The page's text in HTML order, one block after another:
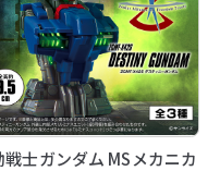
戦士ガンダム MSメカニカ